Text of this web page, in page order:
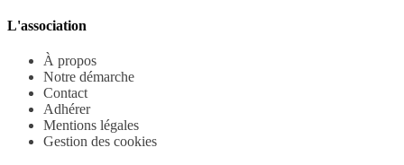
L'association
À propos
Notre démarche
Contact
Adhérer
Mentions légales
Gestion des cookies